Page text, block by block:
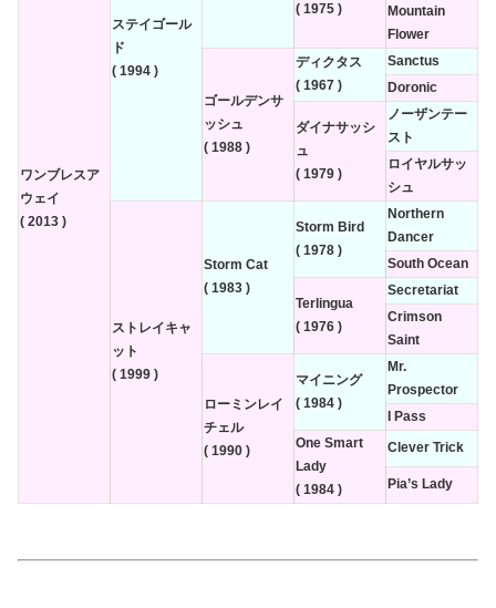
ワンブレスア
ウェイ
( 2013 )
ステイゴール
ド
( 1994 )
( 1975 )
Mountain
Flower
ゴールデンサ
ッシュ
( 1988 )
ディクタス
( 1967 )
Sanctus
Doronic
ダイナサッシ
ュ
( 1979 )
ノーザンテー
スト
ロイヤルサッ
シュ
ストレイキャ
ット
( 1999 )
Storm Cat
( 1983 )
Storm Bird
( 1978 )
Northern
Dancer
South Ocean
Terlingua
( 1976 )
Secretariat
Crimson
Saint
ローミンレイ
チェル
( 1990 )
マイニング
( 1984 )
Mr.
Prospector
I Pass
One Smart
Lady
( 1984 )
Clever Trick
Pia’s Lady